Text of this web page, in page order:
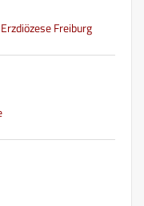
Freiburg